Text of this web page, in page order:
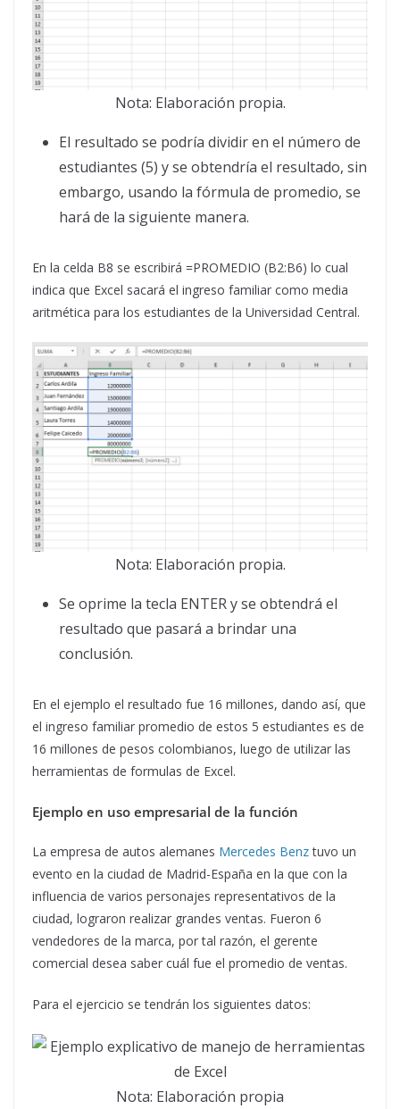
Nota: Elaboración propia.
El resultado se podría dividir en el número de
estudiantes (5) y se obtendría el resultado, sin
embargo, usando la fórmula de promedio, se
hará de la siguiente manera.
En la celda B8 se escribirá =PROMEDIO (B2:B6) lo cual
indica que Excel sacará el ingreso familiar como media
aritmética para los estudiantes de la Universidad Central.
Nota: Elaboración propia.
Se oprime la tecla ENTER y se obtendrá el
resultado que pasará a brindar una
conclusión.
En el ejemplo el resultado fue 16 millones, dando así, que
el ingreso familiar promedio de estos 5 estudiantes es de
16 millones de pesos colombianos, luego de utilizar las
herramientas de formulas de Excel.
Ejemplo en uso empresarial de la función
La empresa de autos alemanes Mercedes Benztuvo un
evento en la ciudad de Madrid-España en la que con la
influencia de varios personajes representativos de la
ciudad, lograron realizar grandes ventas. Fueron 6
vendedores de la marca, por tal razón, el gerente
comercial desea saber cuál fue el promedio de ventas.
Para el ejercicio se tendrán los siguientes datos:
Nota: Elaboración propia